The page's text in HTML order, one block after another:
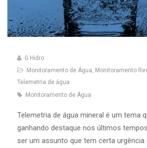
G Hidro
Monitoramento de Água, Monitoramento
Telemetria de água
Monitoramento de Água
Telemetria de água mineral é um tema
ganhando destaque nos últimos
ser um assunto que tem certa urgência